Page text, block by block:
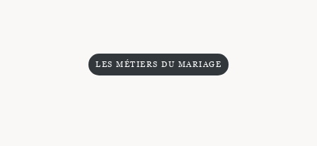
LES MÉTIERS DU MARIAGE